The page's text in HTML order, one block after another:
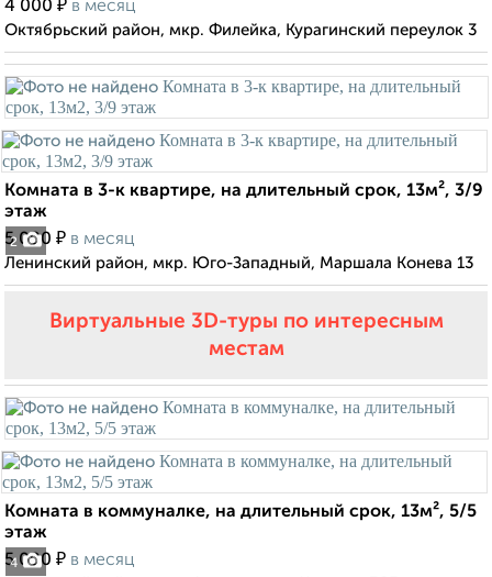
4 000 ₽ в месяц
Октябрьский район, мкр. Филейка, Курагинский переулок 3
2
Комната в 3-к квартире, на длительный срок, 13м², 3/9
этаж
5 000 ₽ в месяц
Ленинский район, мкр. Юго-Западный, Маршала Конева 13
Виртуальные 3D-туры по интересным
местам
4
Комната в коммуналке, на длительный срок, 13м², 5/5
этаж
5 000 ₽ в месяц